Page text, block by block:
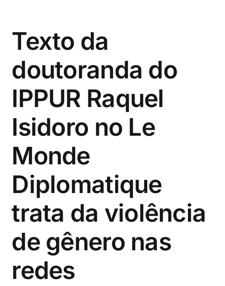
Texto da
doutoranda do
IPPUR Raquel
Isidoro no Le
Monde
Diplomatique
trata da violência
de gênero nas
redes